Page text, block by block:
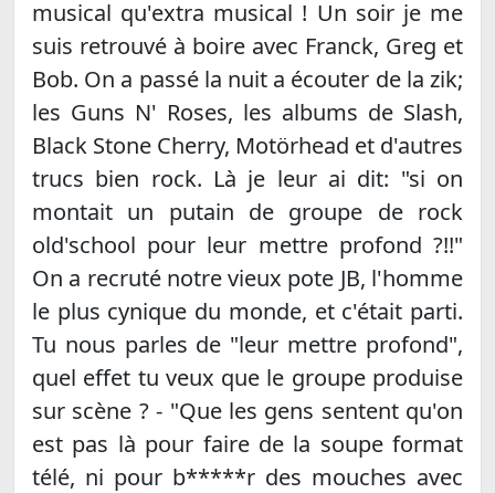
musical qu'extra musical ! Un soir je me
suis retrouvé à boire avec Franck, Greg et
Bob. On a passé la nuit a écouter de la zik;
les Guns N' Roses, les albums de Slash,
Black Stone Cherry, Motörhead et d'autres
trucs bien rock. Là je leur ai dit: "si on
montait un putain de groupe de rock
old'school pour leur mettre profond ?!!"
On a recruté notre vieux pote JB, l'homme
le plus cynique du monde, et c'était parti.
Tu nous parles de "leur mettre profond",
quel effet tu veux que le groupe produise
sur scène ? - "Que les gens sentent qu'on
est pas là pour faire de la soupe format
télé, ni pour b*****r des mouches avec